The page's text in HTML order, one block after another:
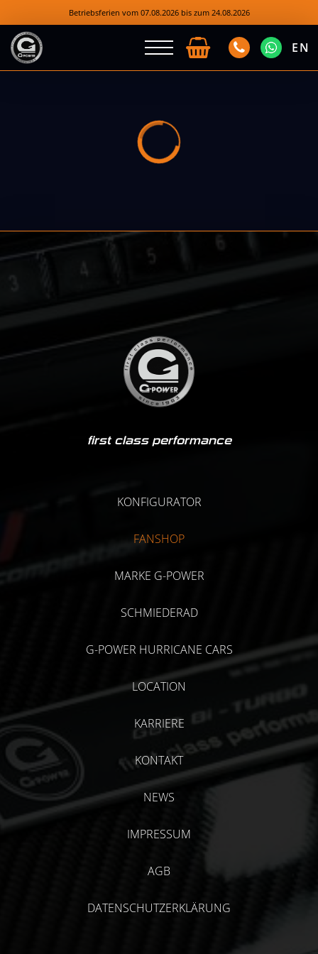
Betriebsferien vom 07.08.2026 bis zum 24.08.2026
EN
first class performance
KONFIGURATOR
FANSHOP
MARKE G-POWER
SCHMIEDERAD
G-POWER HURRICANE CARS
LOCATION
KARRIERE
KONTAKT
NEWS
IMPRESSUM
AGB
DATENSCHUTZERKLÄRUNG